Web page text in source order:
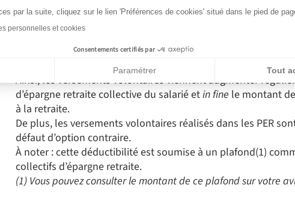
«Grâce aux versements volontaires, le salarié peut à la fois
augmenter demain sa retraite. Il pourra également utiliser
principale. Et en choisissant d’effectuer des versements
trimestriels ou semestriels, le salarié se constitue une épargne
Ravoteur, Directrice Epargne Retraite Entreprise d’AXA France.
Ainsi, les versements volontaires viennent augmenter
d’épargne retraite collective du salarié etin fine le montant
à la retraite.
De plus, les versements volontaires réalisés dans les PER
défaut d’option contraire.
À noter : cette déductibilité est soumise à un plafond(1)
collectifs d’épargne retraite.
(1) Vous pouvez consulter le montant de ce plafond sur votre
par la suite, cliquez sur le lien 'Préférences de cookies' situé dans le pied de
personnelles et cookies
Consentements certifiés par
Paramétrer Tout
Consentement : Personnalisez vos Options
permet d'adapter et de gérer vos paramètres de